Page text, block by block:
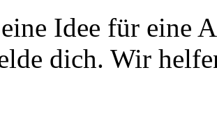
Idee für eine
dich. Wir